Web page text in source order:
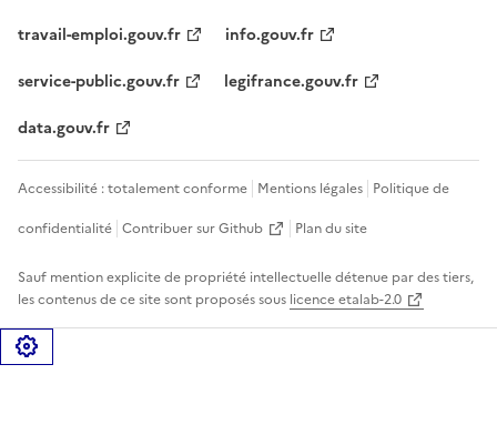
travail-emploi.gouv.fr
info.gouv.fr
service-public.gouv.fr
legifrance.gouv.fr
data.gouv.fr
Accessibilité : totalement conforme Mentions légales Politique de
confidentialité Contribuer sur Github Plan du site
Sauf mention explicite de propriété intellectuelle détenue par des tiers,
les contenus de ce site sont proposés sous licence etalab-2.0
Gérer les cookies